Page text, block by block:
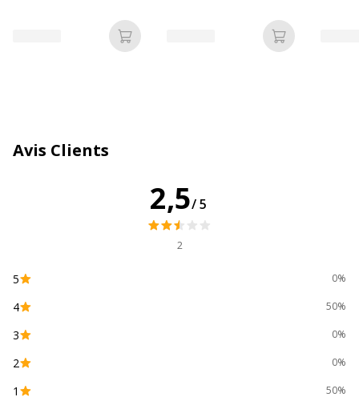
Données d'identification
Données d'identification
Ajouter au panier Ajouter au
Avis Clients
2,5/5
2
5 0%
4 50%
3 0%
2 0%
1 50%